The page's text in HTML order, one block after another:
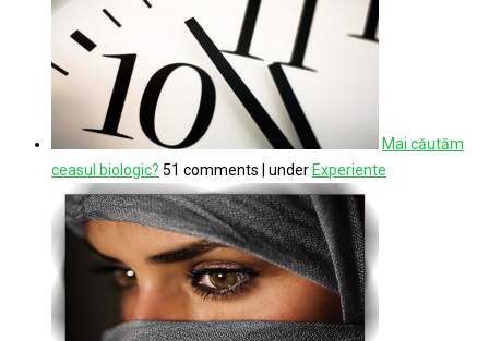
Mai căutăm
ceasul biologic? 51 comments under Experiente